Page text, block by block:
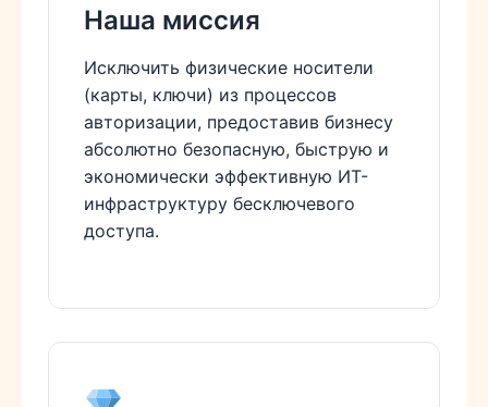
Наша миссия
Исключить физические носители
(карты, ключи) из процессов
авторизации, предоставив бизнесу
абсолютно безопасную, быструю и
экономически эффективную ИТ-
инфраструктуру бесключевого
доступа.